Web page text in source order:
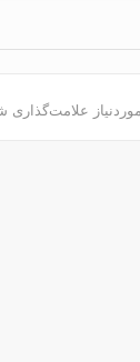
علامت‌گذاری